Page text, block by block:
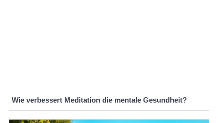
Wie verbessert Meditation die mentale Gesundheit?